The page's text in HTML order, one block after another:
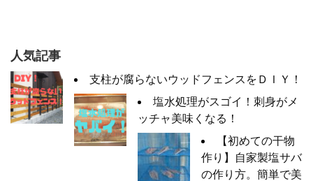
人気記事
支柱が腐らないウッドフェンスをＤＩＹ！
塩水処理がスゴイ！刺身がメ
ッチャ美味くなる！
【初めての干物
作り】自家製塩サバ
の作り方。簡単で美